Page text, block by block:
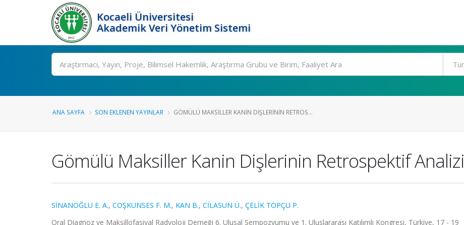
Kocaeli Üniversitesi
Akademik Veri Yönetim Sistemi
Ara
ANA SAYFA SON EKLENEN YAYINLAR GÖMÜLÜ MAKSILLER KANIN DIŞLERININ RETROS...
Gömülü Maksiller Kanin Dişlerinin Retrospektif Analizi
SİNANOĞLU E. A., COŞKUNSES F. M., KAN B., CİLASUN Ü., ÇELİK TOPÇU P.
Oral Diagnoz ve Maksillofasiyal Radyoloji Derneği 6. Ulusal Sempozyumu ve 1. Uluslararası Katılımlı Kongresi, Türkiye, 17 - 19